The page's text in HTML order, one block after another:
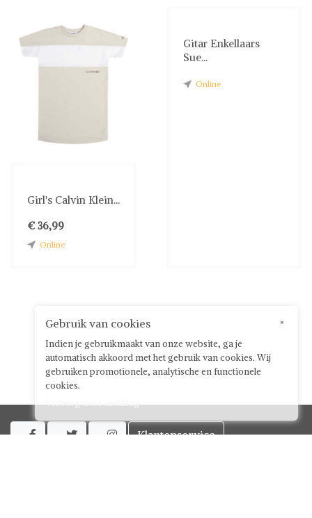
Girl's Calvin Klein...
€ 36,99
Online
Gitar Enkellaars
Sue...
Online
   Klantenservice
×
Gebruik van cookies
Indien je gebruikmaakt van onze website, ga je
automatisch akkoord met het gebruik van cookies. Wij
gebruiken promotionele, analytische en functionele
cookies.
Verberg deze melding